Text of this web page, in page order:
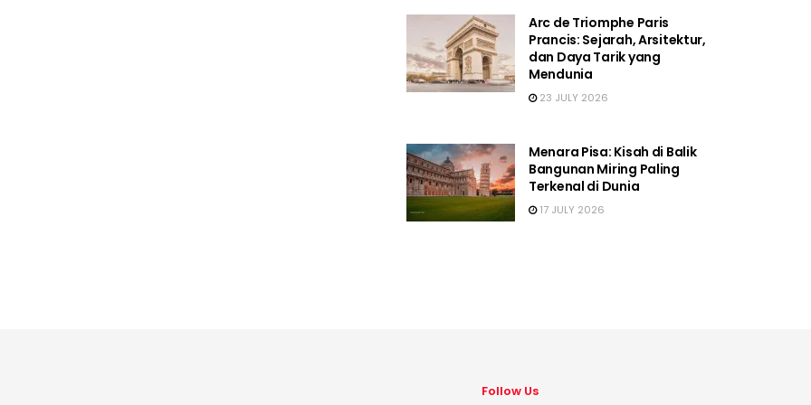
Arc de Triomphe Paris
Prancis: Sejarah, Arsitektur,
dan Daya Tarik yang
Mendunia
23 JULY 2026
Menara Pisa: Kisah di Balik
Bangunan Miring Paling
Terkenal di Dunia
17 JULY 2026
Follow Us